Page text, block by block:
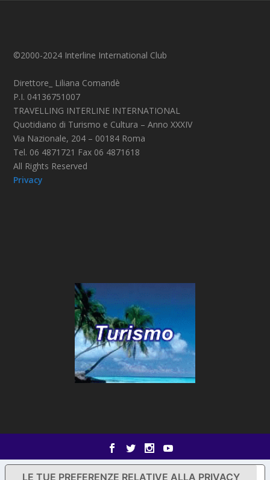
©2000-2024 Interline International Club
Direttore_ Liliana Comandè
P.I. 04136751007
TRAVELLING INTERLINE INTERNATIONAL
Quotidiano di Turismo e Cultura – Anno XXXIV
Via Nazionale, 204 – 00184 Roma
Tel. 06 4871721 Fax 06 4871618
All Rights Reserved
Privacy
LE TUE PREFERENZE RELATIVE ALLA PRIVACY